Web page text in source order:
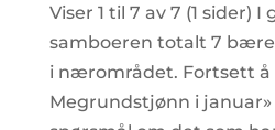
Viser 1 til 7 av 7 (1 sider)
samboeren totalt 7
i nærområdet. Fortsett å
Megrundstjønn i